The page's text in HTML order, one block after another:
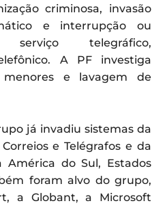
criminosa, invasão
e interrupção ou
telegráfico,
A PF investiga
e lavagem de
já invadiu sistemas da
e Telégrafos e da
América do Sul, Estados
foram alvo do grupo,
a Globant, a Microsoft